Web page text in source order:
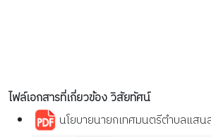
ไฟล์เอกสารที่เกี่ยวข้อง วิสัยทัศน์
นโยบายนายกเทศมนตรีตำบลแส